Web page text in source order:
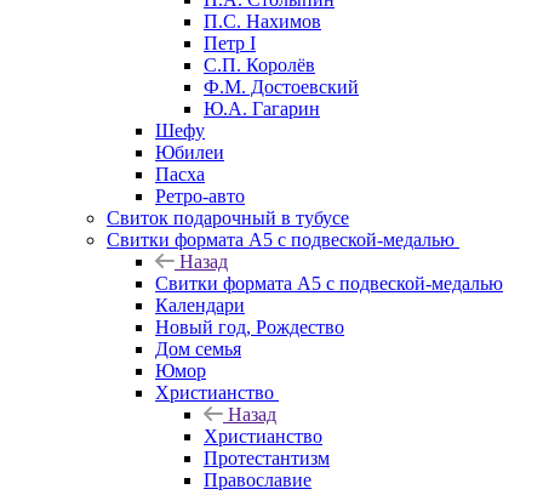
П.С. Нахимов
Петр I
С.П. Королёв
Ф.М. Достоевский
Ю.А. Гагарин
Шефу
Юбилеи
Пасха
Ретро-авто
Свиток подарочный в тубусе
Свитки формата А5 с подвеской-медалью
Назад
Свитки формата А5 с подвеской-медалью
Календари
Новый год, Рождество
Дом семья
Юмор
Христианство
Назад
Христианство
Протестантизм
Православие